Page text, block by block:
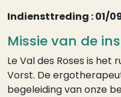
Indiensttreding : 01/
Missie van de
Le Val des Roses is het
Vorst. De
begeleiding van onze